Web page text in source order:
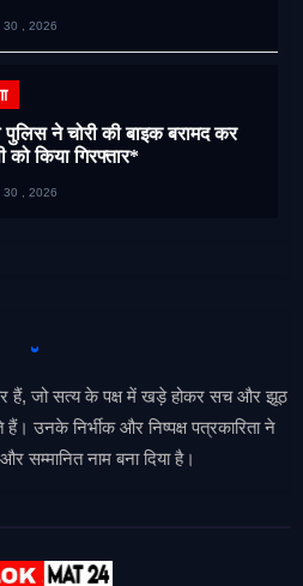
30 , 2026
ने चोरी की बाइक बरामद कर
को किया गिरफ्तार*
30 , 2026
हैं, जो सत्य के पक्ष में खड़े होकर सच और झूठ
उनके निर्भीक और निष्पक्ष पत्रकारिता ने
सम्मानित नाम बना दिया है।